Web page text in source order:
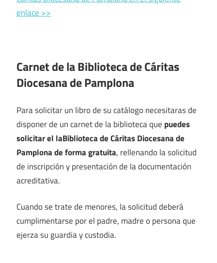
enlace >>
Carnet de la Biblioteca de Cáritas
Diocesana de Pamplona
Para solicitar un libro de su catálogo necesitaras de
disponer de un carnet de la biblioteca que puedes
solicitar el laBiblioteca de Cáritas Diocesana de
Pamplona de forma gratuita, rellenando la solicitud
de inscripción y presentación de la documentación
acreditativa.
Cuando se trate de menores, la solicitud deberá
cumplimentarse por el padre, madre o persona que
ejerza su guardia y custodia.